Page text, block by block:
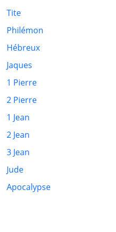
Tite
Philémon
Hébreux
Jaques
1 Pierre
2 Pierre
1 Jean
2 Jean
3 Jean
Jude
Apocalypse